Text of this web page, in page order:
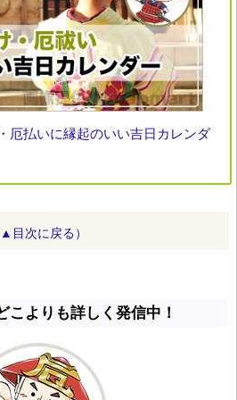
厄払いに縁起のいい吉日カレンダ
▲目次に戻る）
こよりも詳しく発信中！